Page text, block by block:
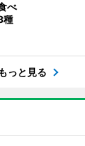
べ
種
もっと見る